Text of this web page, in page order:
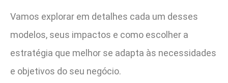
Vamos explorar em detalhes cada um desses
modelos, seus impactos e como escolher a
estratégia que melhor se adapta às necessidades
e objetivos do seu negócio.